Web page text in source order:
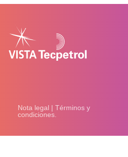
Nota legal | Términos y
condiciones.